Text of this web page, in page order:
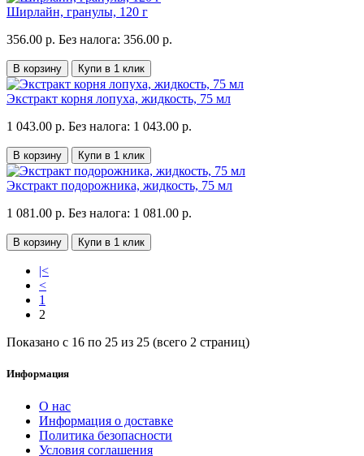
Ширлайн, гранулы, 120 г
356.00 р. Без налога: 356.00 р.
В корзину Купи в 1 клик
Экстракт корня лопуха, жидкость, 75 мл
1 043.00 р. Без налога: 1 043.00 р.
В корзину Купи в 1 клик
Экстракт подорожника, жидкость, 75 мл
1 081.00 р. Без налога: 1 081.00 р.
В корзину Купи в 1 клик
|<
<
1
2
Показано с 16 по 25 из 25 (всего 2 страниц)
Информация
О нас
Информация о доставке
Политика безопасности
Условия соглашения